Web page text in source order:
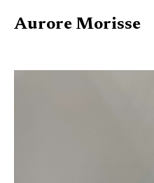
Aurore Morisse